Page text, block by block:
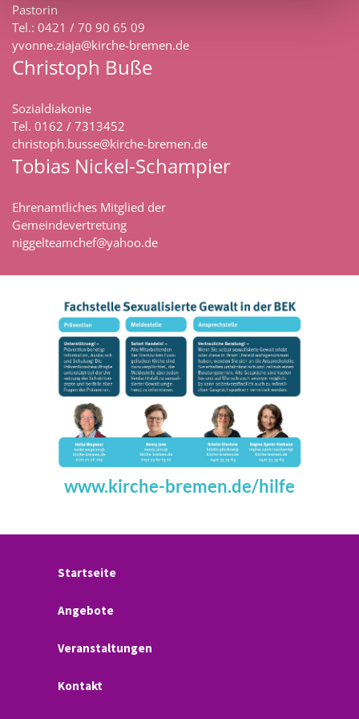
Pastorin
Tel.: 0421 / 70 90 65 09
yvonne.ziaja@kirche-bremen.de
Christoph Buße
Sozialdiakonie
Tel. 0162 / 7313452
christoph.busse@kirche-bremen.de
Tobias Nickel-Schampier
Ehrenamtliches Mitglied der
Gemeindevertretung
niggelteamchef@yahoo.de
www.kirche-bremen.de/hilfe
Startseite
Angebote
Veranstaltungen
Kontakt